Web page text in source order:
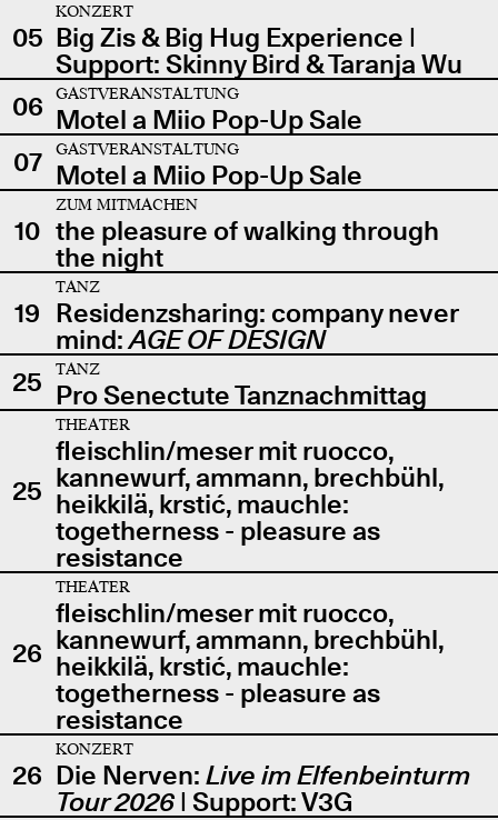
05
KONZERT
Big Zis & Big Hug Experience |
Support: Skinny Bird & Taranja Wu
06
GASTVERANSTALTUNG
Motel a Miio Pop-Up Sale
07
GASTVERANSTALTUNG
Motel a Miio Pop-Up Sale
10
ZUM MITMACHEN
the pleasure of walking through
the night
19
TANZ
Residenzsharing: company never
mind:AGE OF DESIGN
25
TANZ
Pro Senectute Tanznachmittag
25
THEATER
fleischlin/meser mit ruocco,
kannewurf, ammann, brechbühl,
heikkilä, krstić, mauchle:
togetherness - pleasure as
resistance
26
THEATER
fleischlin/meser mit ruocco,
kannewurf, ammann, brechbühl,
heikkilä, krstić, mauchle:
togetherness - pleasure as
resistance
26
KONZERT
Die Nerven: Live im Elfenbeinturm
Tour 2026| Support: V3G